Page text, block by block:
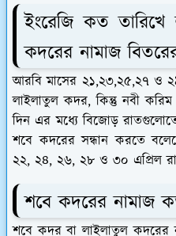
ইংরেজি কত
কদরের নামাজ
আরবি মাসের ২১,২৩,২৫,২৭ ও
লাইলাতুল কদর, কিন্তু নবী
দিন এর মধ্যে বিজোড়
শবে কদরের সন্ধান করতে
২২, ২৪, ২৬, ২৮ ও ৩০ এপ্রিল
শবে কদরের নামাজ
শবে কদর বা লাইলাতুল কদরের